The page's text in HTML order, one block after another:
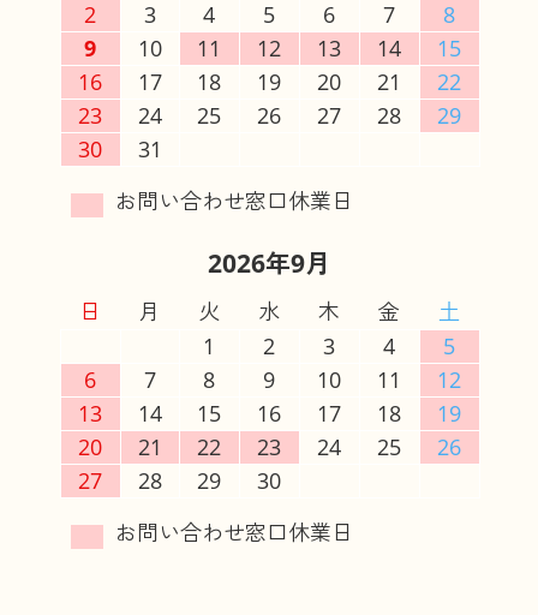
2 3 4 5 6 7
8
9
10 11 12 13 14
15
16
17 18 19 20 21
22
23
24 25 26 27 28
29
30
31
2026年9月
日 月 火 水 木 金
土
1
2 3 4
5
6
7 8 9 10 11
12
13
14 15 16 17 18
19
20
21 22 23 24 25
26
27
28 29 30